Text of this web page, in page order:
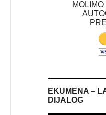
EKUMENA –
DIJALOG